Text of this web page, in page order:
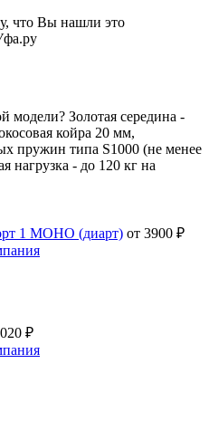
что Вы нашли это
модели? Золотая середина -
койра 20 мм,
пружин типа S1000 (не менее
нагрузка - до 120 кг на
1 МОНО (диарт) от 3900 ₽
₽